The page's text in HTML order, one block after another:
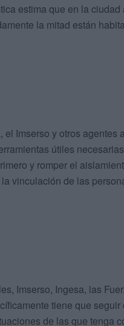
estima que en la
la mitad están
Imserso y otros
útiles
y romper el
vinculación de las
Imserso, Ingesa, las
tiene que
de las que tenga